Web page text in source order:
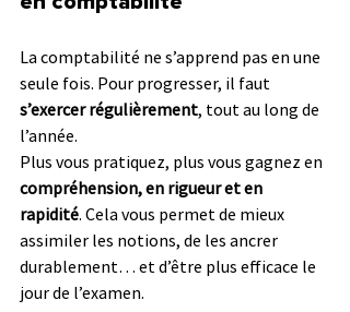
La comptabilité ne s’apprend pas en une
seule fois. Pour progresser, il faut
s’exercer régulièrement, tout au long de
l’année.
Plus vous pratiquez, plus vous gagnez en
compréhension, en rigueur et en
rapidité. Cela vous permet de mieux
assimiler les notions, de les ancrer
durablement… et d’être plus efficace le
jour de l’examen.